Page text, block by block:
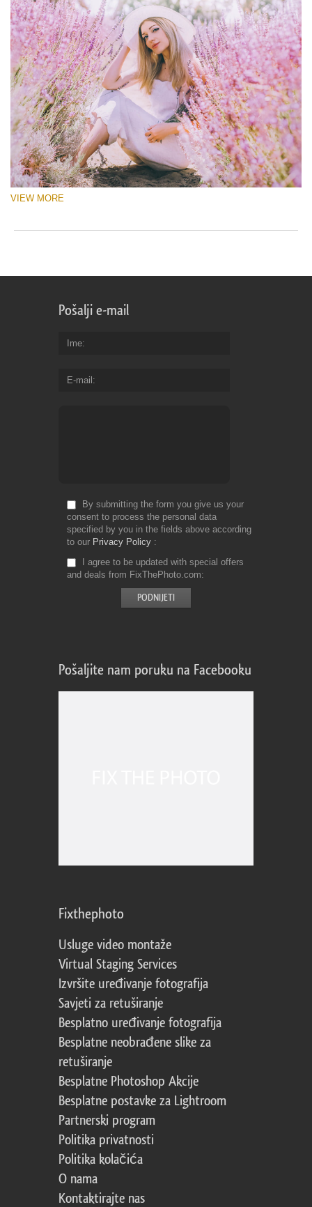
VIEW MORE
Pošalji e-mail
Ime
E-mail
By submitting the form you give us your
consent to process the personal data
specified by you in the fields above according
to our Privacy Policy
I agree to be updated with special offers
and deals from FixThePhoto.com
Pošaljite nam poruku na Facebooku
Fixthephoto
Usluge video montaže
Virtual Staging Services
Izvršite uređivanje fotografija
Savjeti za retuširanje
Besplatno uređivanje fotografija
Besplatne neobrađene slike za
retuširanje
Besplatne Photoshop Akcije
Besplatne postavke za Lightroom
Partnerski program
Politika privatnosti
Politika kolačića
O nama
Kontaktirajte nas